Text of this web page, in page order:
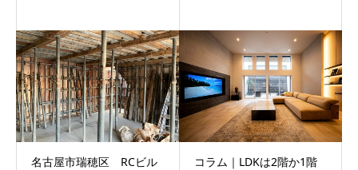
名古屋市瑞穂区 RCビル
コラム｜LDKは2階か1階